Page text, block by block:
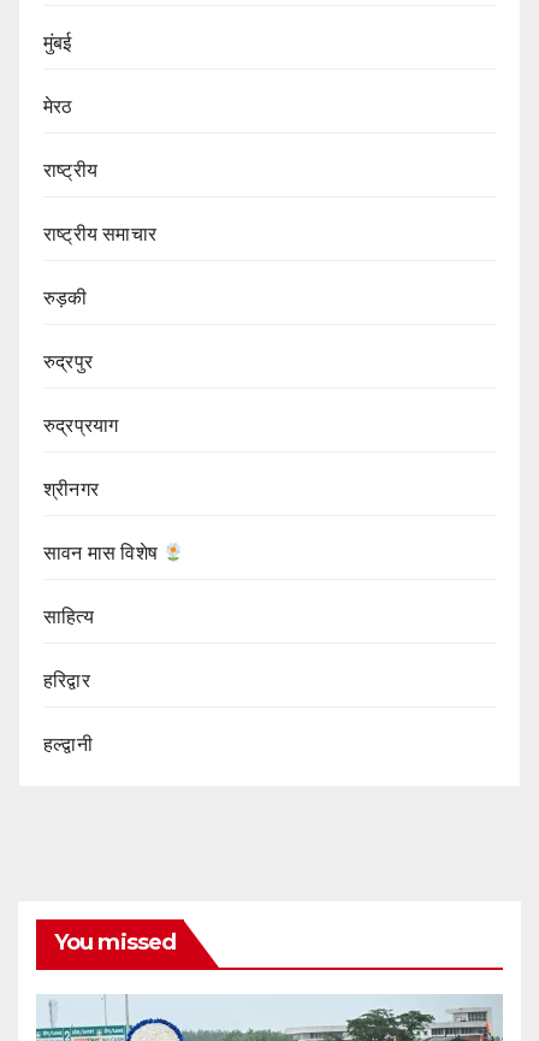
मुंबई
मेरठ
राष्ट्रीय
राष्ट्रीय समाचार
रुड़की
रुद्रपुर
रुद्रप्रयाग
श्रीनगर
सावन मास विशेष
साहित्य
हरिद्वार
हल्द्वानी
You missed